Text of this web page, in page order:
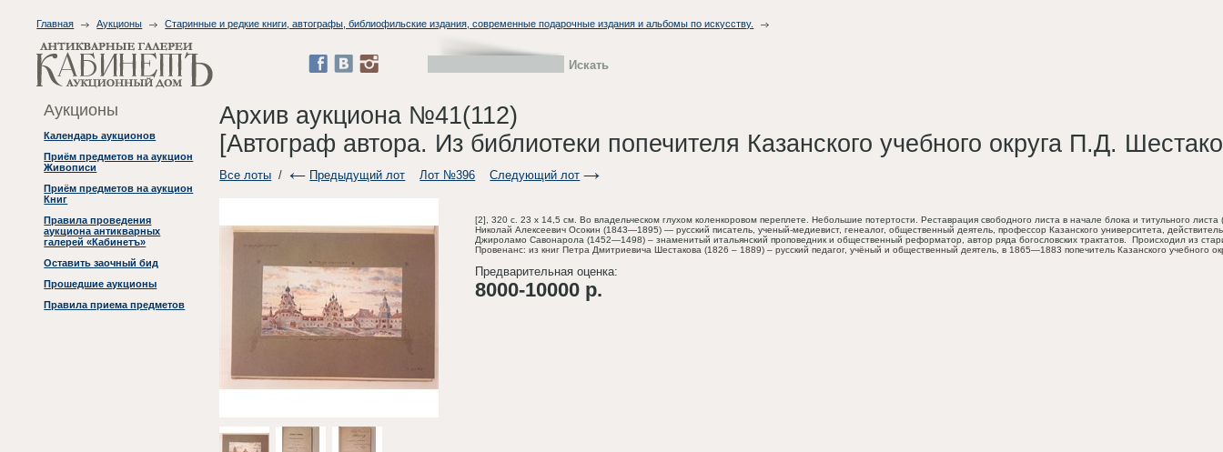
Главная Аукционы Старинные и редкие книги, автографы, библиофильские издания, современные подарочные издания и альбомы по искусству.
Аукционы
Календарь аукционов
Приём предметов на аукцион
Живописи
Приём предметов на аукцион
Книг
Правила проведения
аукциона антикварных
галерей «Кабинетъ»
Оставить заочный бид
Прошедшие аукционы
Правила приема предметов
Архив аукциона №41(112)
[Автограф автора. Из библиотеки попечителя Казанского учебного округа П.Д.
Все лоты / Предыдущий лот Лот №396 Следующий лот
[2], 320 с. 23 х 14,5 см. Во владельческом глухом коленкоровом переплете. Небольшие потертости. Реставрация свободного листа в начале блока и титульного
Николай Алексеевич Осокин (1843—1895) — русский писатель, ученый-медиевист, генеалог, общественный деятель, профессор Казанского университета,
Джироламо Савонарола (1452—1498) – знаменитый итальянский проповедник и общественный реформатор, автор ряда богословских трактатов. Происходил
Провенанс: из книг Петра Дмитриевича Шестакова (1826 – 1889) – русский педагог, учёный и общественный деятель, в 1865—1883 попечитель Казанского
Предварительная оценка:
8000-10000 р.